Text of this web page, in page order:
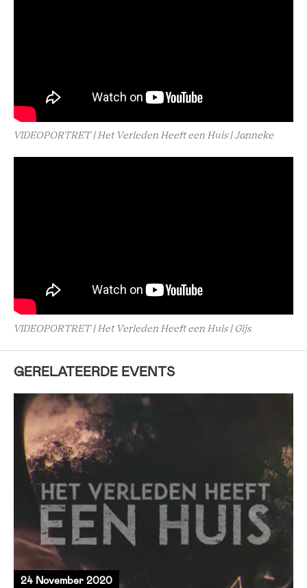
VIDEOPORTRET | Het Verleden Heeft een Huis | Janneke
VIDEOPORTRET | Het Verleden Heeft een Huis | Gijs
GERELATEERDE EVENTS
24 November 2020